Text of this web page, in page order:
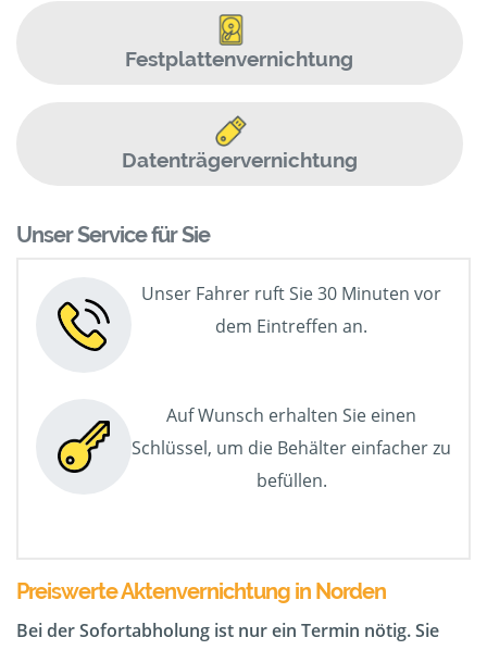
Festplattenvernichtung
Datenträgervernichtung
Unser Service für Sie
Unser Fahrer ruft Sie 30 Minuten vor
dem Eintreffen an.
Auf Wunsch erhalten Sie einen
Schlüssel, um die Behälter einfacher zu
befüllen.
Preiswerte Aktenvernichtung in Norden
Bei der Sofortabholung ist nur ein Termin nötig. Sie